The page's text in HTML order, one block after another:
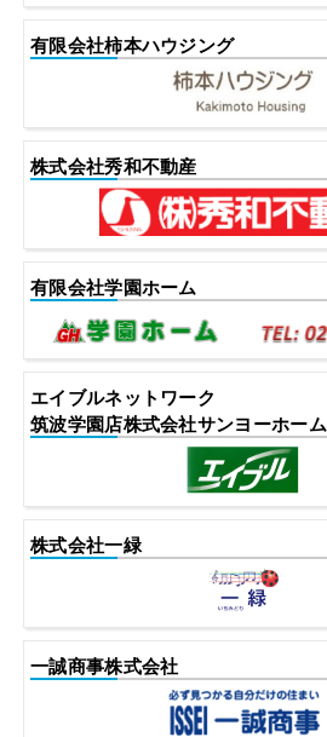
有限会社柿本ハウジング
株式会社秀和不動産
有限会社学園ホーム
エイブルネットワーク
筑波学園店株式会社サンヨーホーム
株式会社一緑
一誠商事株式会社